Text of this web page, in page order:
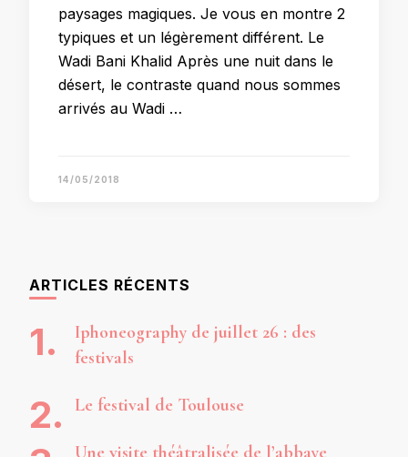
paysages magiques. Je vous en montre 2
typiques et un légèrement différent. Le
Wadi Bani Khalid Après une nuit dans le
désert, le contraste quand nous sommes
arrivés au Wadi …
14/05/2018
ARTICLES RÉCENTS
Iphoneography de juillet 26 : des
festivals
Le festival de Toulouse
Une visite théâtralisée de l’abbaye